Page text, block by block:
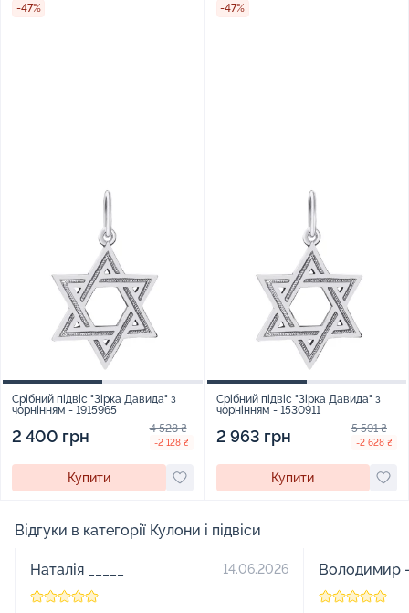
-47%
Срібний підвіс "Зірка Давида" з
чорнінням - 1915965
2 400 грн 4 528 ₴
-2 128 ₴
Купити
-47%
Срібний підвіс "Зірка Давида" з
чорнінням - 1530911
2 963 грн 5 591 ₴
-2 628 ₴
Купити
Відгуки в категорії Кулони і підвіси
Наталія _____ 14.06.2026 Володимир